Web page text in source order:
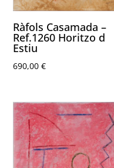
Ràfols Casamada –
Ref.1260 Horitzo d
Estiu
690,00€